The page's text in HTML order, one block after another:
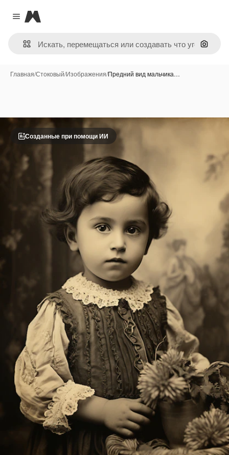
Close menu
Magnific
Поиск
Главная/Стоковый/Изображения/Предний вид мальчика…
Созданные при помощи ИИ